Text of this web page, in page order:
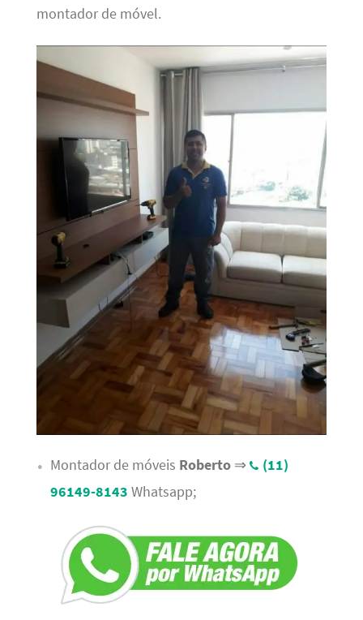
montador de móvel.
Montador de móveis Roberto⇒
(11)
96149-8143 Whatsapp;